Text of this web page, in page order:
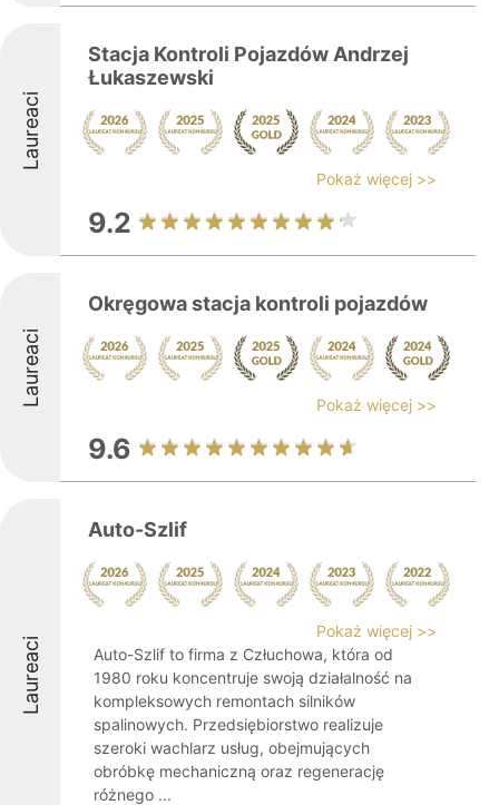
Laureaci
Stacja Kontroli Pojazdów Andrzej
Łukaszewski
Pokaż więcej >>
9.2
Laureaci
Okręgowa stacja kontroli pojazdów
Pokaż więcej >>
9.6
Laureaci
Auto-Szlif
Pokaż więcej >>
Auto-Szlif to firma z Człuchowa, która od
1980 roku koncentruje swoją działalność na
kompleksowych remontach silników
spalinowych. Przedsiębiorstwo realizuje
szeroki wachlarz usług, obejmujących
obróbkę mechaniczną oraz regenerację
różnego ...